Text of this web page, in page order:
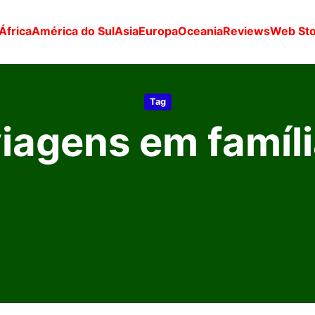
América do SulAsiaEuropaOceaniaReviewsWeb
Tag
em